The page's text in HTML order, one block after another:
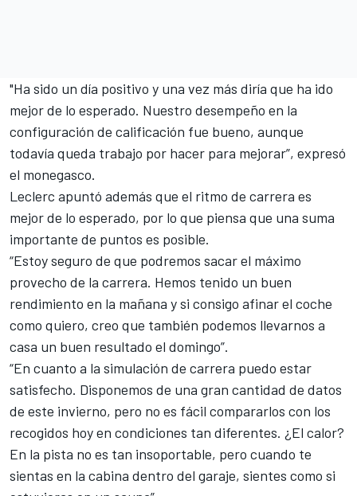
"Ha sido un día positivo y una vez más diría que ha ido
mejor de lo esperado. Nuestro desempeño en la
configuración de calificación fue bueno, aunque
todavía queda trabajo por hacer para mejorar”, expresó
el monegasco.
Leclerc apuntó además que el ritmo de carrera es
mejor de lo esperado, por lo que piensa que una suma
importante de puntos es posible.
“Estoy seguro de que podremos sacar el máximo
provecho de la carrera. Hemos tenido un buen
rendimiento en la mañana y si consigo afinar el coche
como quiero, creo que también podemos llevarnos a
casa un buen resultado el domingo”.
“En cuanto a la simulación de carrera puedo estar
satisfecho. Disponemos de una gran cantidad de datos
de este invierno, pero no es fácil compararlos con los
recogidos hoy en condiciones tan diferentes. ¿El calor?
En la pista no es tan insoportable, pero cuando te
sientas en la cabina dentro del garaje, sientes como si